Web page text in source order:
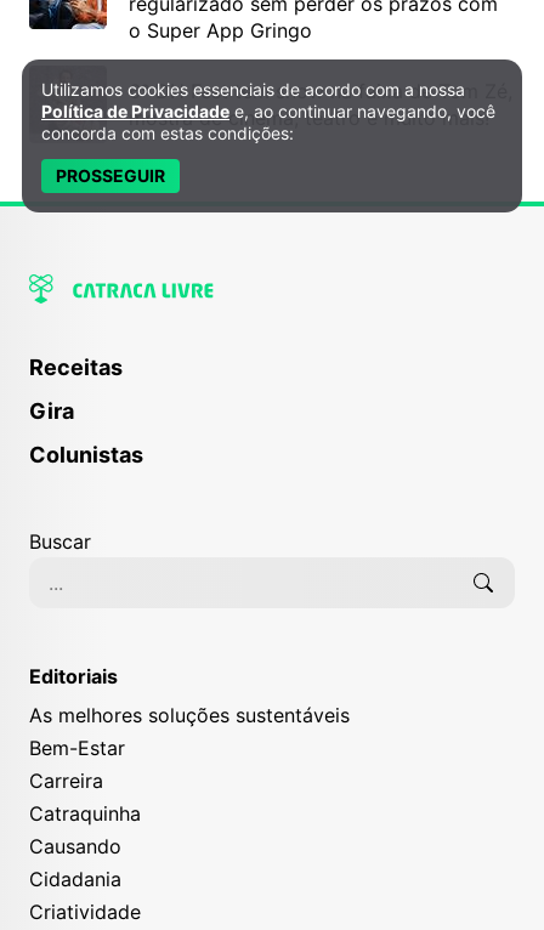
o Super App Gringo
6º DH Fest tem show na faixa de Tom Zé,
mostra de cinema, teatro e muito mais!
Receitas
Gira
Colunistas
Buscar
Editoriais
As melhores soluções sustentáveis
Bem-Estar
Carreira
Catraquinha
Causando
Cidadania
Criatividade
Política de Privacidade e Cookies
Utilizamos cookies essenciais de acordo com a nossa
Política de Privacidade e, ao continuar navegando, você
concorda com estas condições:
PROSSEGUIR